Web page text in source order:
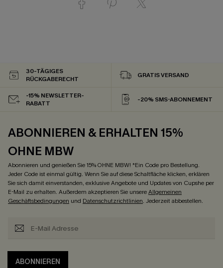
30-TÄGIGES
RÜCKGABERECHT
GRATIS VERSAND
-15% NEWSLETTER-
RABATT
-20% SMS-ABONNEMENT
ABONNIEREN & ERHALTEN 15%
OHNE MBW
Abonnieren und genießen Sie 15% OHNE MBW! *Ein Code pro Bestellung.
Jeder Code ist einmal gültig. Wenn Sie auf diese Schaltfläche klicken, erklären
Sie sich damit einverstanden, exklusive Angebote und Updates von Cupshe per
E-Mail zu erhalten. Außerdem akzeptieren Sie unsereAllgemeinen
Geschäftsbedingungen und Datenschutzrichtlinien. Jederzeit abbestellen.
ABONNIEREN